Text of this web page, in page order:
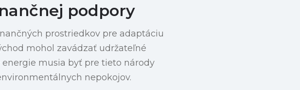
podpory
prostriedkov pre adaptáciu
mohol zavádzať udržateľné
musia byť pre tieto národy
nepokojov.